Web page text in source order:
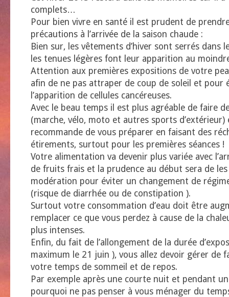
complets…
Pour bien vivre en santé il est prudent de
précautions à l’arrivée de la saison chaude :
Bien sur, les vêtements d’hiver sont serrés dans
les tenues légères font leur apparition au
Attention aux premières expositions de votre
afin de ne pas attraper de coup de soleil et pour
l’apparition de cellules cancéreuses.
Avec le beau temps il est plus agréable de faire
(marche, vélo, moto et autres sports d’extérieur)
recommande de vous préparer en faisant des
étirements, surtout pour les premières séances !
Votre alimentation va devenir plus variée avec
de fruits frais et la prudence au début sera de
modération pour éviter un changement de
(risque de diarrhée ou de constipation ).
Surtout votre consommation d’eau doit être
remplacer ce que vous perdez à cause de la
plus intenses.
Enfin, du fait de l’allongement de la durée
maximum le 21 juin ), vous allez devoir gérer de
votre temps de sommeil et de repos.
Par exemple après une courte nuit et pendant
pourquoi ne pas penser à vous ménager du